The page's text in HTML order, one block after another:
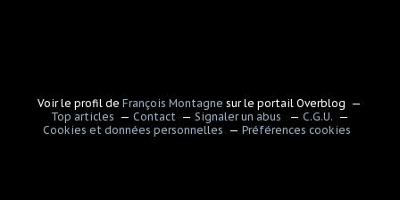
Voir le profil deFrançois Montagne sur le portail Overblog
Top articles
Contact Signaler un abus
C.G.U.
Cookies et données personnelles
Préférences cookies